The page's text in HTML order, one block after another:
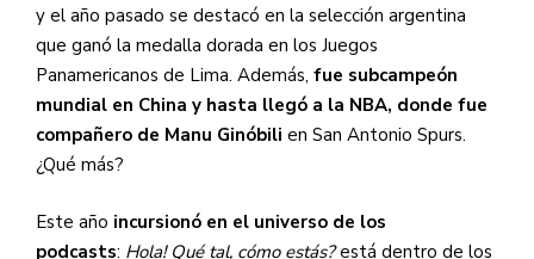
y el año pasado se destacó en la selección argentina
que ganó la medalla dorada en los Juegos
Panamericanos de Lima. Además, fue subcampeón
mundial en China y hasta llegó a la NBA, donde fue
compañero de Manu Ginóbili en San Antonio Spurs.
¿Qué más?
Este año incursionó en el universo de los
podcasts: Hola! Qué tal, cómo estás?está dentro de los